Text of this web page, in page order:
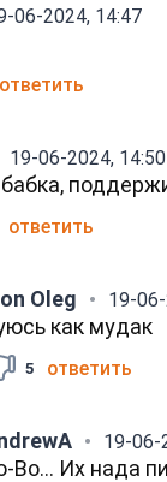
06-2024, 14:47
ответить
19-06-2024, 14:50
ответить
Oleg 19-
как мудак
5 ответить
19-06-
Во... Их нада